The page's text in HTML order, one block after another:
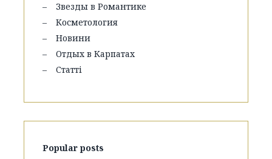
Звезды в Романтике
Косметология
Новини
Отдых в Карпатах
Статті
Popular posts